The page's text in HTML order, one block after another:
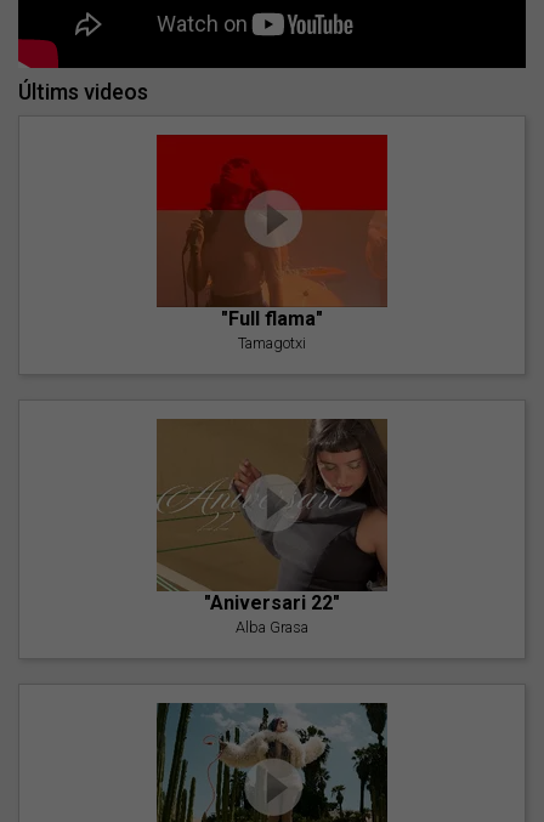
Últims videos
"Full flama"
Tamagotxi
"Aniversari 22"
Alba Grasa